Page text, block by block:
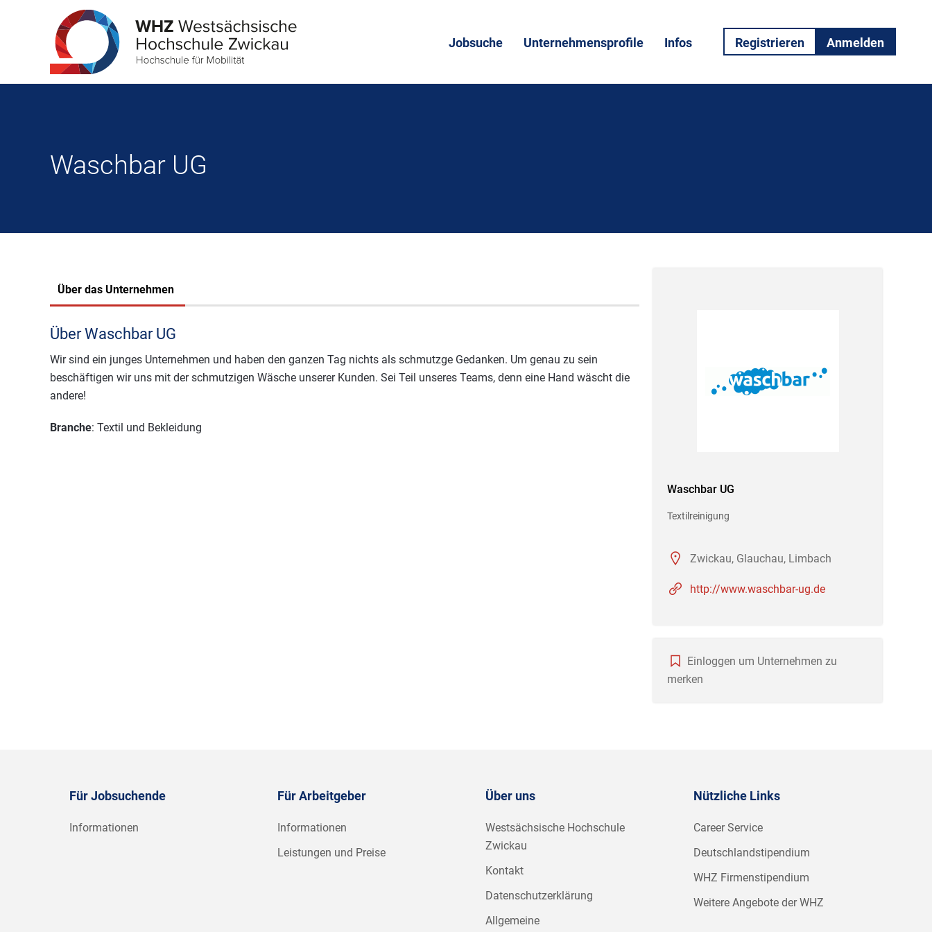
Jobsuche Unternehmensprofile Infos Registrieren Anmelden
Waschbar UG
Über das Unternehmen
Über Waschbar UG
Wir sind ein junges Unternehmen und haben den ganzen Tag nichts als schmutzge Gedanken. Um genau zu sein
beschäftigen wir uns mit der schmutzigen Wäsche unserer Kunden. Sei Teil unseres Teams, denn eine Hand wäscht die
andere!
Branche: Textil und Bekleidung
Waschbar UG
Textilreinigung
Zwickau, Glauchau, Limbach
http://www.waschbar-ug.de
Einloggen um Unternehmen zu
merken
Für Jobsuchende
Informationen
Für Arbeitgeber
Informationen
Leistungen und Preise
Über uns
Westsächsische Hochschule
Zwickau
Kontakt
Datenschutzerklärung
Allgemeine
Nützliche Links
Career Service
Deutschlandstipendium
WHZ Firmenstipendium
Weitere Angebote der WHZ